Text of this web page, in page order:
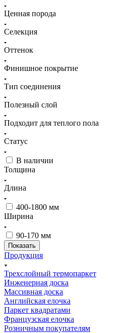
Ценная порода
Селекция
Оттенок
Финишное покрытие
Тип соединения
Полезный слой
Подходит для теплого пола
Статус
В наличии
Толщина
Длина
400-1800 мм
Ширина
90-170 мм
Продукция
Трехслойный термопаркет
Инженерная доска
Массивная доска
Английская елочка
Паркет квадратами
Французская елочка
Розничным покупателям